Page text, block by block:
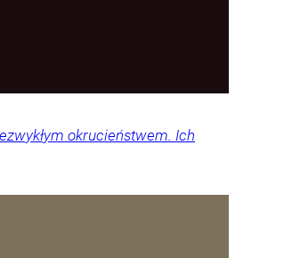
okrucieństwem. Ich